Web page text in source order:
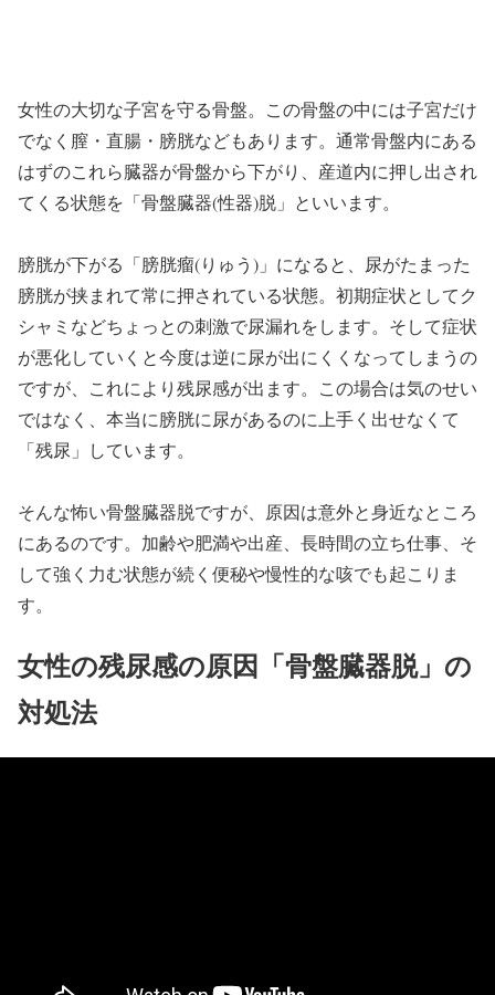
女性の大切な子宮を守る骨盤。この骨盤の中には子宮だけ
でなく膣・直腸・膀胱などもあります。通常骨盤内にある
はずのこれら臓器が骨盤から下がり、産道内に押し出され
てくる状態を「骨盤臓器(性器)脱」といいます。
膀胱が下がる「膀胱瘤(りゅう)」になると、尿がたまった
膀胱が挟まれて常に押されている状態。初期症状としてク
シャミなどちょっとの刺激で尿漏れをします。そして症状
が悪化していくと今度は逆に尿が出にくくなってしまうの
ですが、これにより残尿感が出ます。この場合は気のせい
ではなく、本当に膀胱に尿があるのに上手く出せなくて
「残尿」しています。
そんな怖い骨盤臓器脱ですが、原因は意外と身近なところ
にあるのです。加齢や肥満や出産、長時間の立ち仕事、そ
して強く力む状態が続く便秘や慢性的な咳でも起こりま
す。
女性の残尿感の原因「骨盤臓器脱」の
対処法